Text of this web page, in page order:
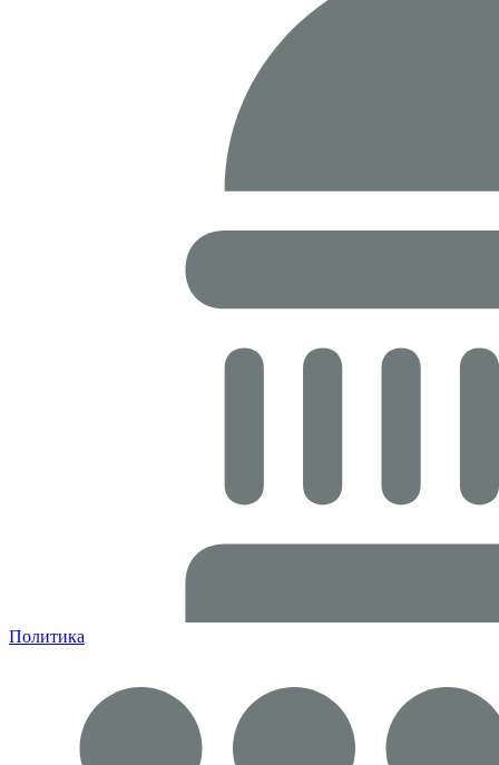
Политика